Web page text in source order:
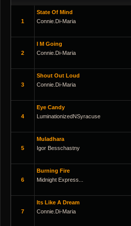
1
State Of Mind
Connie.di-Maria
2
I M Going
Connie.di-Maria
3
Shout Out Loud
Connie.di-Maria
4
Eye Candy
LuminationizedNSyracuse
5
Muladhara
Igor Besschastny
6
Burning Fire
Midnight Express...
7
Its Like A Dream
Connie.di-Maria